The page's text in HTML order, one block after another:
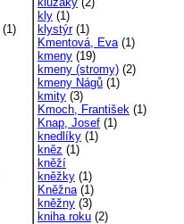
(1)
kly (1)
klystýr(1)
Kmentová, Eva(1)
kmeny (19)
kmeny (stromy) (2)
kmeny Nágů (1)
kmity (3)
Kmoch, František (1)
Knap, Josef (1)
knedlíky (1)
kněz (1)
kněží
kněžky (1)
Kněžna(1)
kněžny (3)
kniha roku (2)